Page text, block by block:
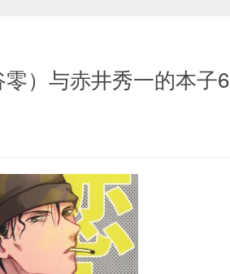
）与赤井秀一的本子6